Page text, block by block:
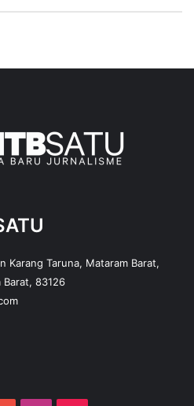
Karang Taruna, Mataram Barat,
Barat, 83126